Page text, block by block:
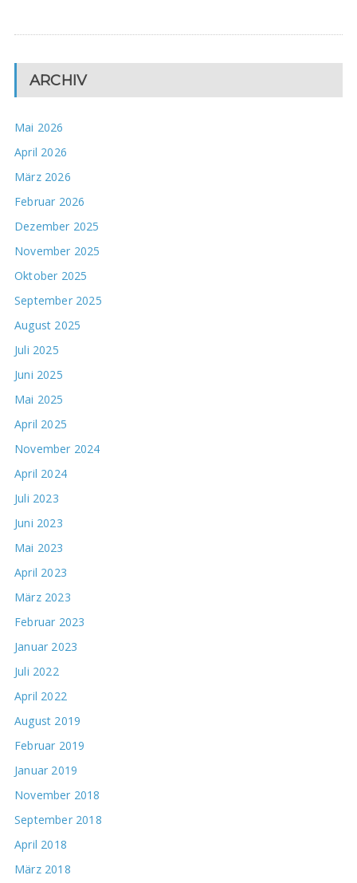
ARCHIV
Mai 2026
April 2026
März 2026
Februar 2026
Dezember 2025
November 2025
Oktober 2025
September 2025
August 2025
Juli 2025
Juni 2025
Mai 2025
April 2025
November 2024
April 2024
Juli 2023
Juni 2023
Mai 2023
April 2023
März 2023
Februar 2023
Januar 2023
Juli 2022
April 2022
August 2019
Februar 2019
Januar 2019
November 2018
September 2018
April 2018
März 2018